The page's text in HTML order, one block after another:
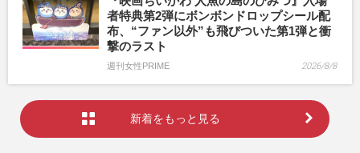
者特典第2弾にボンボンドロップシール配
布、“ファン以外”も飛びついた第1弾と衝
撃のラスト
週刊女性PRIME 2026/8/8
新着をもっと見る